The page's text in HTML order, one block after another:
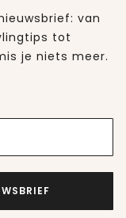
van
tot
je niets meer.